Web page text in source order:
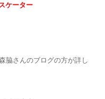
ケーター
脇さんのブログの方が詳し